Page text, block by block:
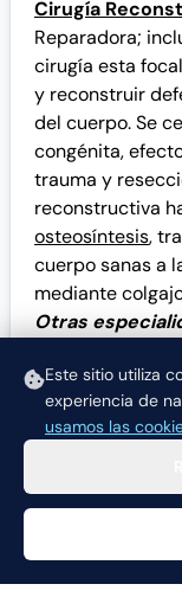
Este sitio utiliza
experiencia de
usamos las
Cirugía
Reparadora;
cirugía esta
y reconstruir
del cuerpo. Se
congénita,
trauma y
reconstructiva
osteosíntesis,
cuerpo sanas a
mediante
Otras
Salud